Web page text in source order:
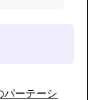
ーテーシ